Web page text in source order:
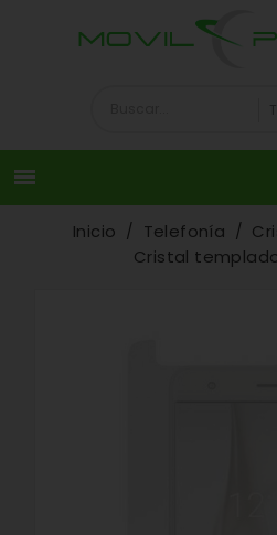

Inicio Telefonía
Cristal